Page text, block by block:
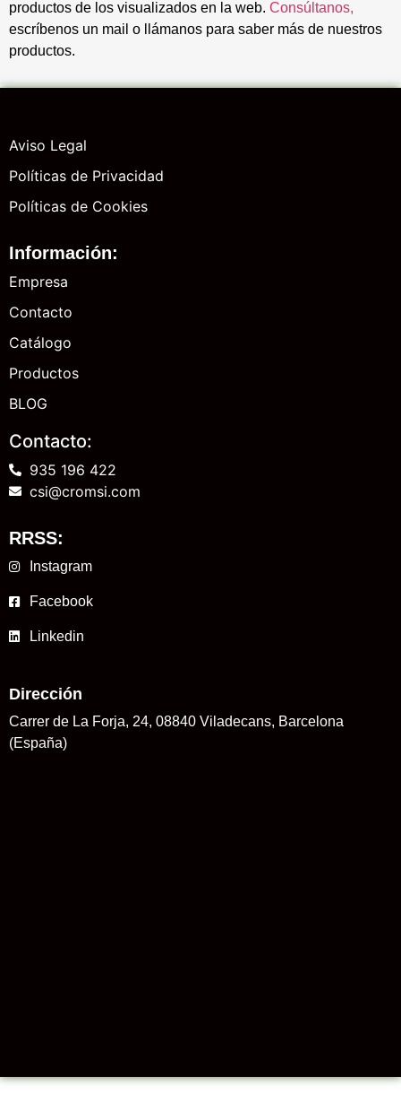
productos de los visualizados en la web. Consúltanos,
escríbenos un mail o llámanos para saber más de nuestros
productos.
Aviso Legal
Políticas de Privacidad
Políticas de Cookies
Información:
Empresa
Contacto
Catálogo
Productos
BLOG
Contacto:
935 196 422
csi@cromsi.com
RRSS:
Instagram
Facebook
Linkedin
Dirección
Carrer de La Forja, 24, 08840 Viladecans, Barcelona
(España)